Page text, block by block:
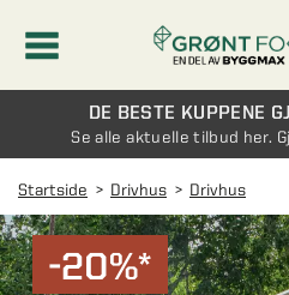
Kampanjer
Nyheter
Kontakt oss
DE BESTE KUPPENE
Se alle aktuelle tilbud her.
Startside Drivhus Drivhus
-20%*